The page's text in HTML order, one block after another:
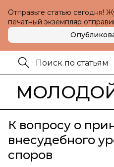
Отправьте статью сегодня!
печатный экземпляр
К вопросу о
внесудебного
споров